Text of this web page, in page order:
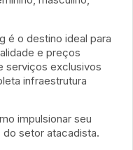
é o destino ideal para
e preços
serviços exclusivos
infraestrutura
impulsionar seu
setor atacadista.